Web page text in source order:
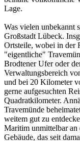
Lage.
Was vielen unbekannt
Großstadt Lübeck.
Ortsteile, wobei in der
"eigentliche"
Brodtener Ufer oder
Verwaltungsbereich
und bei 20 Kilometer
gerne aufgesuchten
Quadratkilometer.
Travemünde
weitem gut zu
Maritim unmittelbar an
Gebäude, das seit